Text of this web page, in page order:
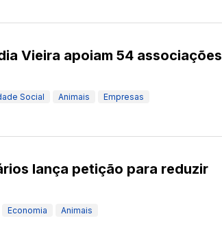
Vieira apoiam 54 associações
Social Animais Empresas
lança petição para reduzir
Economia Animais